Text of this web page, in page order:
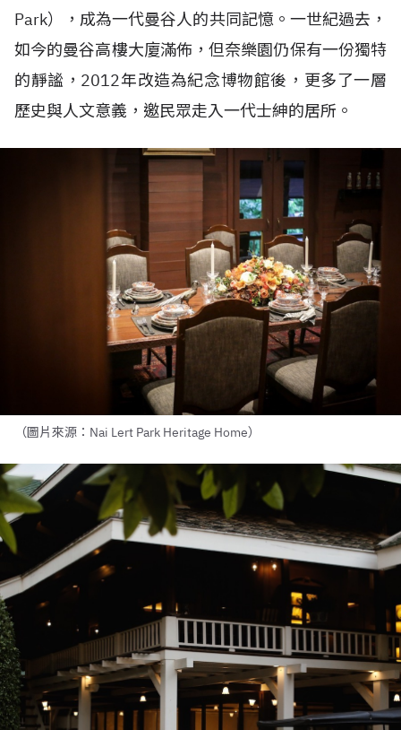
Park），成為一代曼谷人的共同記憶。一世紀過去，
如今的曼谷高樓大廈滿佈，但奈樂園仍保有一份獨特
的靜謐，2012年改造為紀念博物館後，更多了一層
歷史與人文意義，邀民眾走入一代士紳的居所。
（圖片來源：Nai Lert Park Heritage Home）